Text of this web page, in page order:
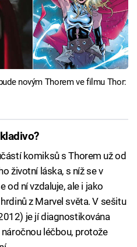
novým Thorem ve filmu Thor:
komiksů s Thorem už od
životní láska, s níž se v
od ní vzdaluje, ale i jako
z Marvel světa. V sešitu
je jí diagnostikována
léčbou, protože